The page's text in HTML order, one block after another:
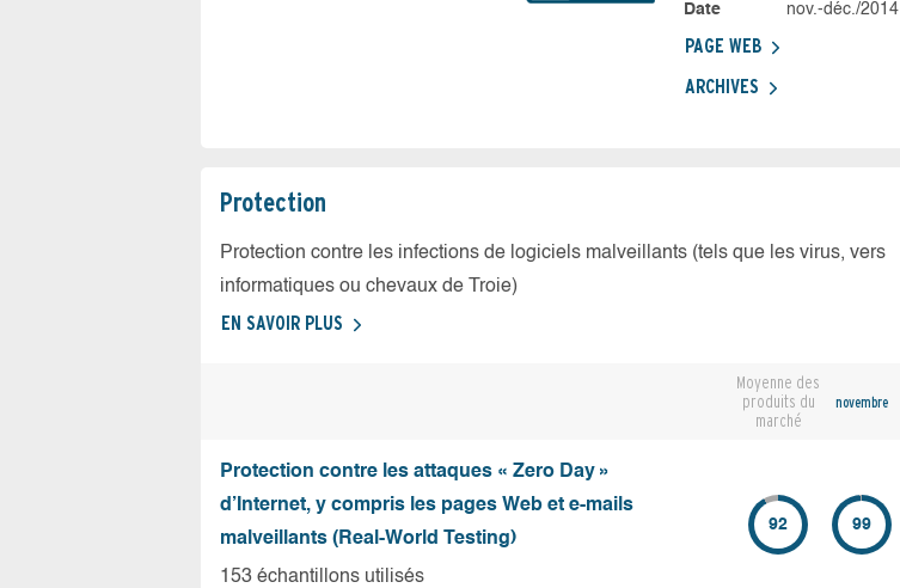
Date
nov.-déc./2014
PAGE WEB
ARCHIVES
Protection
Protection contre les infections de logiciels malveillants (tels que les virus, vers
informatiques ou chevaux de Troie)
EN SAVOIR PLUS
Moyenne des
produits du
marché
novembre
Protection contre les attaques « Zero Day »
d’Internet, y compris les pages Web et e-mails
malveillants (Real-World Testing)
153 échantillons utilisés
92 99